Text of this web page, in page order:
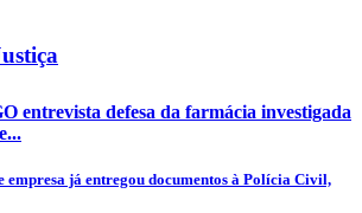
entrevista defesa da farmácia investigada
empresa já entregou documentos à Polícia Civil,